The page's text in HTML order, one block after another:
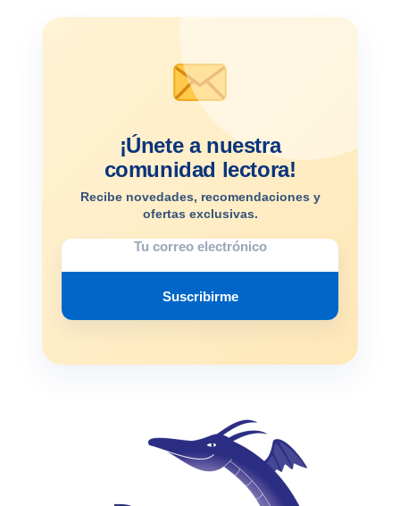
¡Únete a nuestra
comunidad lectora!
Recibe novedades, recomendaciones y
ofertas exclusivas.
Suscribirme